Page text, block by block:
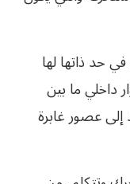
حد ذاتها لها
ما بين
عصور غابرة